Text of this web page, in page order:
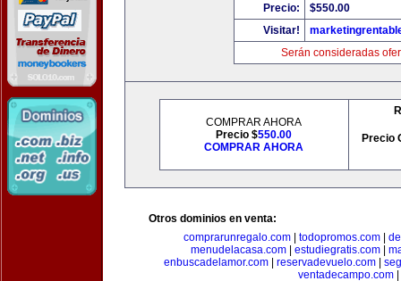
Precio:
$550.00
Visitar!
Serán consideradas
COMPRAR AHORA
Precio $550.00
COMPRAR AHORA
Precio
Otros dominios en venta:
comprarunregalo.com| todopromos.com|
menudelacasa.com
estudiegratis.com
enbuscadelamor.com
reservadevuelo.com
ventadecampo.com|